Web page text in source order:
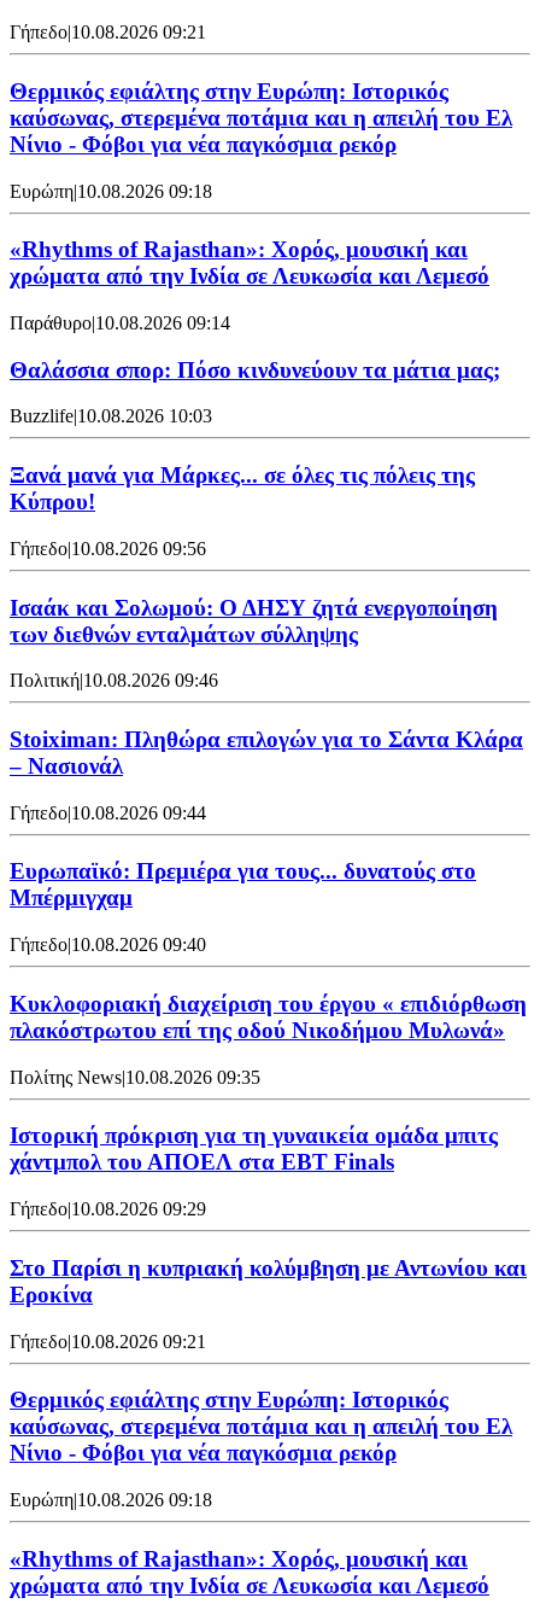
Γήπεδο|10.08.2026 09:21
Θερμικός εφιάλτης στην Ευρώπη: Ιστορικός
καύσωνας, στερεμένα ποτάμια και η απειλή του Ελ
Νίνιο - Φόβοι για νέα παγκόσμια ρεκόρ
Ευρώπη|10.08.2026 09:18
«Rhythms of Rajasthan»: Χορός, μουσική και
χρώματα από την Ινδία σε Λευκωσία και Λεμεσό
Παράθυρο|10.08.2026 09:14
Θαλάσσια σπορ: Πόσο κινδυνεύουν τα μάτια μας;
Buzzlife|10.08.2026 10:03
Ξανά μανά για Μάρκες... σε όλες τις πόλεις της
Κύπρου!
Γήπεδο|10.08.2026 09:56
Ισαάκ και Σολωμού: Ο ΔΗΣΥ ζητά ενεργοποίηση
των διεθνών ενταλμάτων σύλληψης
Πολιτική|10.08.2026 09:46
Stoiximan: Πληθώρα επιλογών για το Σάντα Κλάρα
– Νασιονάλ
Γήπεδο|10.08.2026 09:44
Ευρωπαϊκό: Πρεμιέρα για τους... δυνατούς στο
Μπέρμιγχαμ
Γήπεδο|10.08.2026 09:40
Κυκλοφοριακή διαχείριση του έργου « επιδιόρθωση
πλακόστρωτου επί της οδού Νικοδήμου Μυλωνά»
Πολίτης News|10.08.2026 09:35
Ιστορική πρόκριση για τη γυναικεία ομάδα μπιτς
χάντμπολ του ΑΠΟΕΛ στα EBT Finals
Γήπεδο|10.08.2026 09:29
Στο Παρίσι η κυπριακή κολύμβηση με Αντωνίου και
Εροκίνα
Γήπεδο|10.08.2026 09:21
Θερμικός εφιάλτης στην Ευρώπη: Ιστορικός
καύσωνας, στερεμένα ποτάμια και η απειλή του Ελ
Νίνιο - Φόβοι για νέα παγκόσμια ρεκόρ
Ευρώπη|10.08.2026 09:18
«Rhythms of Rajasthan»: Χορός, μουσική και
χρώματα από την Ινδία σε Λευκωσία και Λεμεσό